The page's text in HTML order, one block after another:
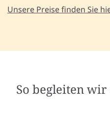
Unsere Preise finden Sie
So begleiten